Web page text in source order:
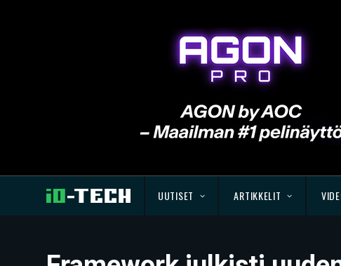
UUTISET ARTIKKELIT